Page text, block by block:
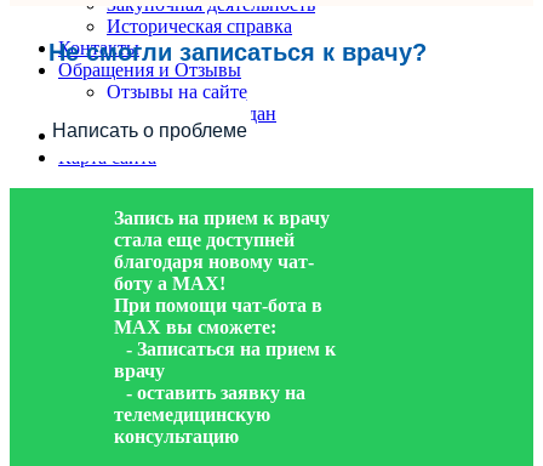
Не смогли записаться к врачу?
Написать о проблеме
Закупочная деятельность
Историческая справка
Контакты
Обращения и Отзывы
Отзывы на сайте
Обращения граждан
Вопрос-Ответ
Карта сайта
Запись на прием к врачу
стала еще доступней
благодаря новому чат-
боту а МАХ!
При помощи чат-бота в
МАХ вы сможете:
- Записаться на прием к
врачу
- оставить заявку на
телемедицинскую
консультацию